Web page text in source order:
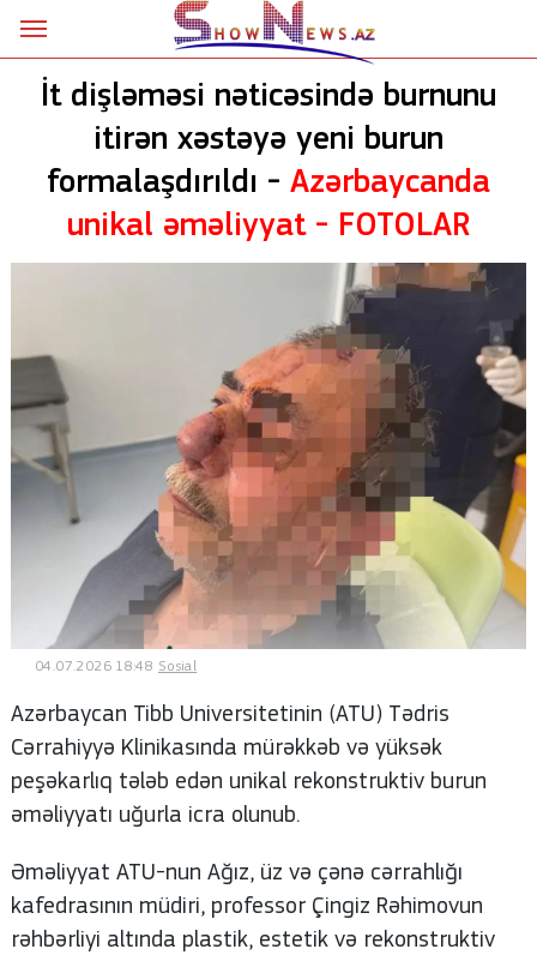
Siyasət
Şou
Astrologiya
Hadisə
İdman
Dünya
© 2026. Shownews.az
Created by Netservice.az
İt dişləməsi nəticəsində burnunu
itirən xəstəyə yeni burun
formalaşdırıldı - Azərbaycanda
unikal əməliyyat - FOTOLAR
04.07.2026 18:48 Sosial
Azərbaycan Tibb Universitetinin (ATU) Tədris
Cərrahiyyə Klinikasında mürəkkəb və yüksək
peşəkarlıq tələb edən unikal rekonstruktiv burun
əməliyyatı uğurla icra olunub.
Əməliyyat ATU-nun Ağız, üz və çənə cərrahlığı
kafedrasının müdiri, professor Çingiz Rəhimovun
rəhbərliyi altında plastik, estetik və rekonstruktiv